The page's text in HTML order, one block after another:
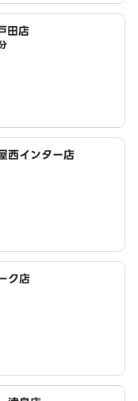
田店
インター店
ク店